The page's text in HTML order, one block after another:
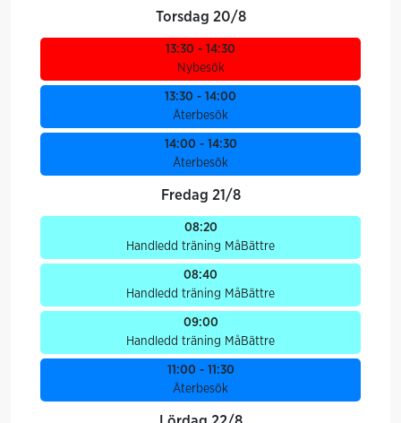
Torsdag 20/8
13:30 - 14:30
Nybesök
13:30 - 14:00
Återbesök
14:00 - 14:30
Återbesök
Fredag 21/8
08:20
Handledd träning MåBättre
08:40
Handledd träning MåBättre
09:00
Handledd träning MåBättre
11:00 - 11:30
Återbesök